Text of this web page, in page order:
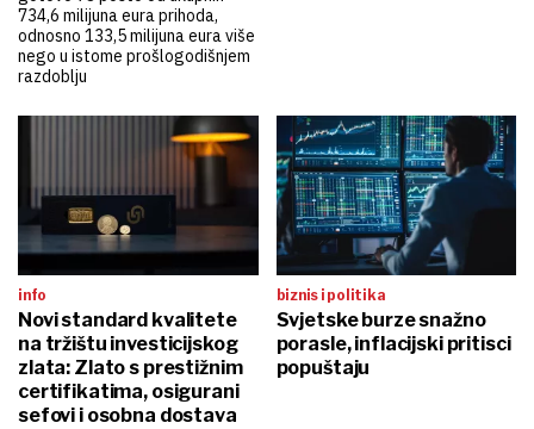
734,6 milijuna eura prihoda,
odnosno 133,5 milijuna eura više
nego u istome prošlogodišnjem
razdoblju
info
Novi standard kvalitete
na tržištu investicijskog
zlata: Zlato s prestižnim
certifikatima, osigurani
sefovi i osobna dostava
biznis i politika
Svjetske burze snažno
porasle, inflacijski pritisci
popuštaju